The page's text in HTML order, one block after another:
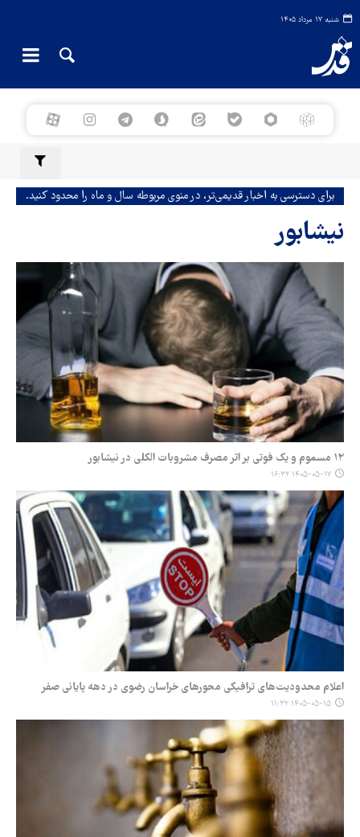
شنبه ۱۷ مرداد ۱۴۰۵
برای دسترسی به اخبار قدیمی‌تر، در منوی مربوطه سال و ماه را محدود کنید.
نیشابور
۱۲ مسموم و یک فوتی بر اثر مصرف مشروبات الکلی در نیشابور
۱۴۰۵-۰۵-۱۷ ۱۶:۳۲
اعلام محدودیت‌های ترافیکی محورهای خراسان رضوی در دهه پایانی صفر
۱۴۰۵-۰۵-۱۵ ۱۱:۳۲